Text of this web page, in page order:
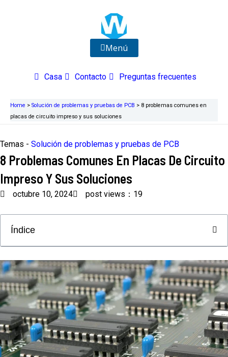
Menú
Casa Contacto Preguntas frecuentes
Home > Solución de problemas y pruebas de PCB > 8 problemas comunes en
placas de circuito impreso y sus soluciones
Temas - Solución de problemas y pruebas de PCB
8 Problemas Comunes En Placas De Circuito
Impreso Y Sus Soluciones
octubre 10, 2024 post views：19
Índice